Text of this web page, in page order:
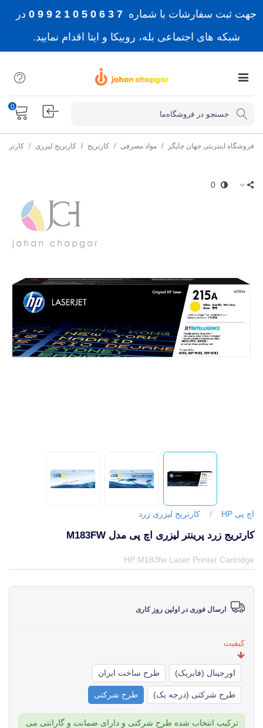
جهت ثبت سفارشات با شماره 7 3 6 0 5 0 1 2 9 9 0
در
شبکه های اجتماعی بله، روبیکا و ایتا اقدام نمایید.
0
فروشگاه اینترنتی جهان چاپگر / مواد مصرفی / کارتریج / کارتریج لیزری /
0
اچ پی HP / کارتریج لیزری زرد
کارتریج زرد پرینتر لیزری اچ پی مدل M183FW
HP M183fw Laser Printer Cartridge
ارسال فوری در اولین روز کاری
کیفیت
اورجینال (فابریک) طرح ساخت ایران
طرح شرکتی (درجه یک) طرح شرکتی
ترکیب انتخاب شده طرح شرکتی و دارای ضمانت و گارانتی می